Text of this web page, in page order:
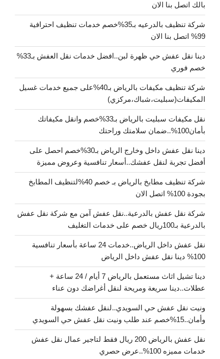
بالك اتصل بنا الان
شركة تنظيف بالدرعيه بـ35%خصم خدمات تنظيف احترافية
99% اتصل بنا الان
دينا نقل عفش حي ظهرة لبن..افضل خدمات نقل العفش بـ33%
خصم فوري
شركة تنظيف مكيفات بالرياض بـ40%على جميع خدمات غسيل
المكيفات(سبليت،شباك،مركزي)
نقل مكيفات سبليت بالرياض بـ33%خصم وانقل مكيفاتك
بأمان100%..ضمان سلامتك وراحتك
دينا نقل عفش داخل وخارج الرياض بـ30%خصم احصل على
أفضل تجربة لنقل عفشك..أسعار تنافسية وعروض مميزة
شركة تنظيف مطابخ بالرياض بـ خصم 40%لتنظيف المطابخ
بجودة 100% اتصل الان
شركة نقل عفش بالدرعية..نقل عفش آمن مع شركة نقل عفش
بالدرعية بـ100ريال خصم على خدمات التغليف
نقل عفش داخل الرياض..خدمات 24 ساعة بأسعار تنافسية
100% دينا نقل عفش داخل الرياض
دينا تشيل اثاث مستعمل بالرياض 7 أيام / 24 ساعة +
عطلات..دينا سريعة ومريحة لنقل أغراضك دون عناء
ونيت نقل عفش حي السويدي..لنقل عفشك بسهولة
وأمان..15%خصم عند طلب ونيت نقل عفش حي السويدي
نقل عفش بالرياض 200 ريال فقط لتاجير عمال نقل عفش
خدمات مميزه 100%..عرض حصري